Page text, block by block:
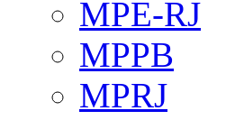
MPE-RJ
MPPB
MPRJ